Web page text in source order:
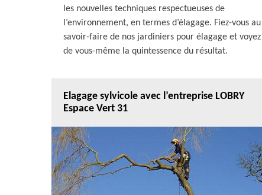
les nouvelles techniques respectueuses de
l’environnement, en termes d’élagage. Fiez-vous au
savoir-faire de nos jardiniers pour élagage et voyez
de vous-même la quintessence du résultat.
Elagage sylvicole avec l’entreprise LOBRY
Espace Vert 31